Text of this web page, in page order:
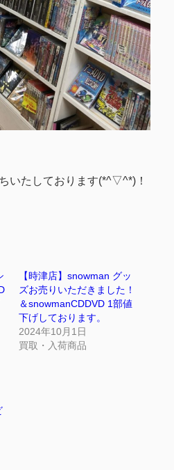
いたしております(*^▽^*)！
【時津店】snowman グッ
ズお売りいただきました！
＆snowmanCDDVD 1部値
下げしております。
2024年10月1日
買取・入荷商品